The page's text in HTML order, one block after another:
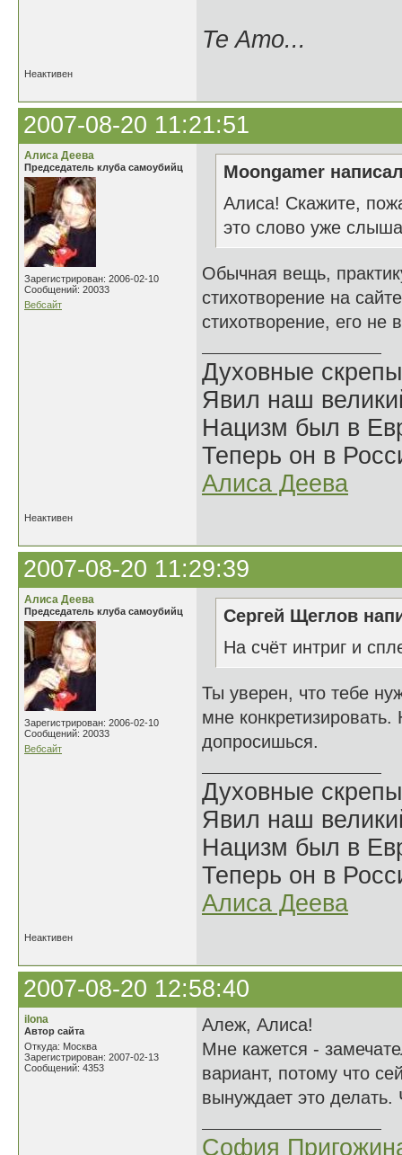
Te Amo...
Неактивен
2007-08-20 11:21:51
Алиса Деева
Председатель клуба самоубийц
Зарегистрирован: 2006-02-10
Сообщений: 20033
Вебсайт
Moongamer
Алиса! Скажите,
это слово уже
Обычная вещь,
стихотворение на
стихотворение, его не
Духовные
Явил наш
Нацизм был в
Теперь он в
Алиса Деева
Неактивен
2007-08-20 11:29:39
Алиса Деева
Председатель клуба самоубийц
Зарегистрирован: 2006-02-10
Сообщений: 20033
Вебсайт
Сергей Щеглов
На счёт интриг и
Ты уверен, что тебе
мне
допросишься.
Духовные
Явил наш
Нацизм был в
Теперь он в
Алиса Деева
Неактивен
2007-08-20 12:58:40
ilona
Автор сайта
Откуда: Москва
Зарегистрирован: 2007-02-13
Сообщений: 4353
Алеж, Алиса!
Мне кажется -
вариант, потому что
вынуждает это
София